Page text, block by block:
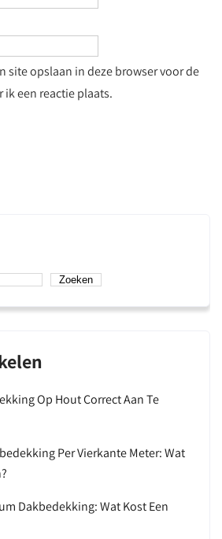
site opslaan in deze browser voor de
een reactie plaats.
Zoeken
Op Hout Correct Aan Te
Per Vierkante Meter: Wat
Dakbedekking: Wat Kost Een